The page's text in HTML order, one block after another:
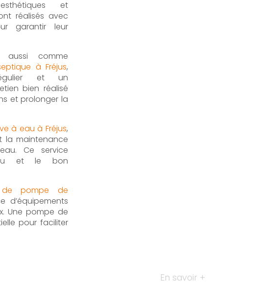
et
réalisés avec
garantir leur
aussi comme
à Fréjus,
et un
bien réalisé
et prolonger la
à eau à Fréjus,
la maintenance
Ce service
et le bon
de pompe de
d’équipements
Une pompe de
pour faciliter
En savoir +